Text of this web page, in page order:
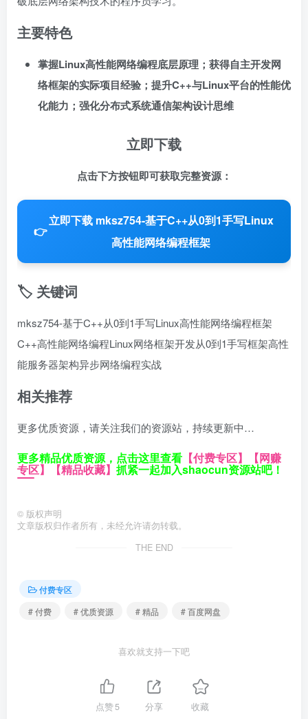
主要特色
掌握Linux高性能网络编程底层原理；获得自主开发网
络框架的实际项目经验；提升C++与Linux平台的性能优
化能力；强化分布式系统通信架构设计思维
立即下载
点击下方按钮即可获取完整资源：
👉
立即下载 mksz754-基于C++从0到1手写Linux
高性能网络编程框架
🏷️ 关键词
mksz754-基于C++从0到1手写Linux高性能网络编程框架
C++高性能网络编程Linux网络框架开发从0到1手写框架高性
能服务器架构异步网络编程实战
相关推荐
更多优质资源，请关注我们的资源站，持续更新中…
更多精品优质资源，点击这里查看 【付费专区】 【网赚
专区】 【精品收藏】 抓紧一起加入shaocun资源站吧！
© 版权声明
文章版权归作者所有，未经允许请勿转载。
THE END
付费专区
# 付费
# 优质资源 # 精品 # 百度网盘
喜欢就支持一下吧
点赞5 分享 收藏